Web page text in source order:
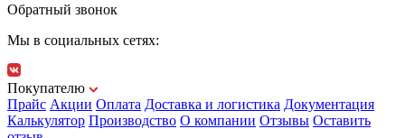
Обратный звонок
Мы в социальных сетях:
Покупателю
Прайс Акции Оплата Доставка и логистика Документация
Калькулятор Производство О компании Отзывы Оставить